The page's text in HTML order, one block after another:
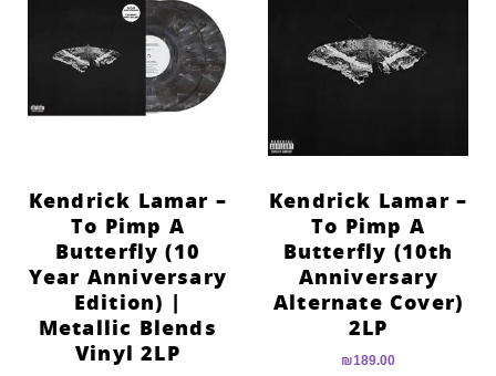
Kendrick Lamar –
To Pimp A
Butterfly (10th
Anniversary
Alternate Cover)
2LP
₪189.00
Kendrick Lamar –
To Pimp A
Butterfly (10
Year Anniversary
Edition) |
Metallic Blends
Vinyl 2LP